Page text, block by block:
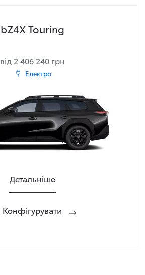
bZ4X Touring
від 2 406 240 грн
Електро
Детальніше
Конфігурувати